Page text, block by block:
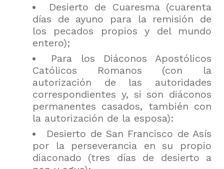
Desierto de Cuaresma (cuarenta
días de ayuno para la remisión de
los pecados propios y del mundo
entero);
Para los Diáconos Apostólicos
Católicos Romanos (con la
autorización de las autoridades
correspondientes y, si son diáconos
permanentes casados, también con
la autorización de la esposa):
Desierto de San Francisco de Asís
por la perseverancia en su propio
diaconado (tres días de desierto a